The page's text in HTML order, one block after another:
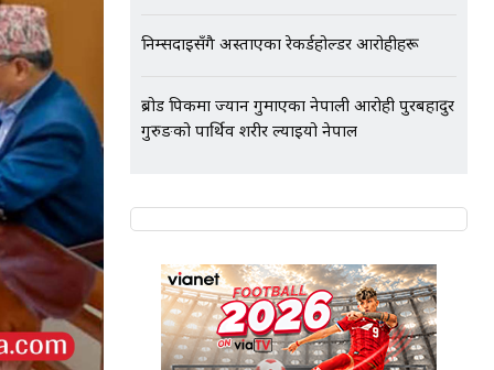
निम्सदाइसँगै अस्ताएका रेकर्डहोल्डर आरोहीहरू
ब्रोड पिकमा ज्यान गुमाएका नेपाली आरोही पुरबहादुर
गुरुङको पार्थिव शरीर ल्याइयो नेपाल